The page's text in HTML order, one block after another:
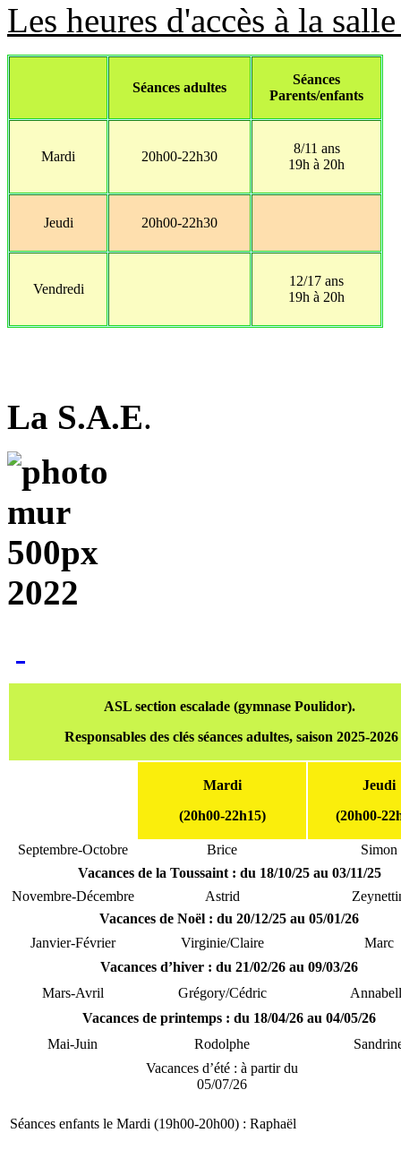
Les heures d'accès à la
Séances adultes
Séances
Parents/enfants
Mardi 20h00-22h30
8/11 ans
19h à 20h
Jeudi 20h00-22h30
Vendredi
12/17 ans
19h à 20h
La S.A.E.
ASL section escalade (gymnase Poulidor).
Responsables des clés séances adultes, saison 2025-2026
Mardi
(20h00-22h15)
Jeudi
(20h00-
Septembre-Octobre Brice
Simon
Vacances de la Toussaint : du 18/10/25 au 03/11/25
Novembre-Décembre
Astrid
Vacances de Noël : du 20/12/25 au 05/01/26
Janvier-Février
Virginie/Claire
Marc
Vacances d’hiver : du 21/02/26 au 09/03/26
Mars-Avril
Grégory/Cédric
Vacances de printemps : du 18/04/26 au 04/05/26
Mai-Juin
Rodolphe
Vacances d’été : à partir du
05/07/26
Séances enfants le Mardi (19h00-20h00) : Raphaël